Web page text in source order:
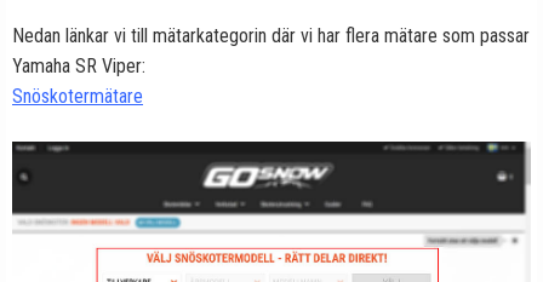
Nedan länkar vi till mätarkategorin där vi har flera mätare som passar
Yamaha SR Viper:
Snöskotermätare